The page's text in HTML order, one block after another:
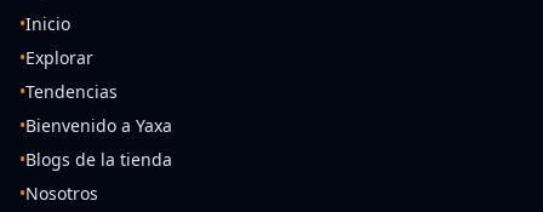
•Inicio
•Explorar
•Tendencias
•Bienvenido a Yaxa
•Blogs de la tienda
•Nosotros